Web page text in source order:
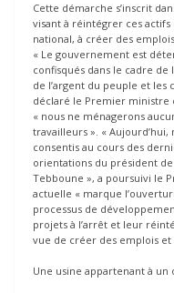
Cette démarche s’inscrit
visant à réintégrer ces
national, à créer des
« Le gouvernement est
confisqués dans le cadre
de l’argent du peuple et
déclaré le Premier ministre
« nous ne ménagerons
travailleurs ». «
consentis au cours des
orientations du président
Tebboune », a poursuivi le
actuelle « marque
processus de
projets à l’arrêt et leur
vue de créer des emplois et
Une usine appartenant à